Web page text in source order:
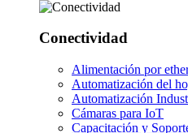
Conectividad
Alimentación por
Automatización del
Automatización
Cámaras para IoT
Capacitación y